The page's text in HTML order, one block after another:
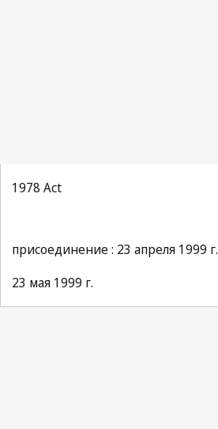
1978 Act
присоединение : 23 апреля 1999 г.
23 мая 1999 г.